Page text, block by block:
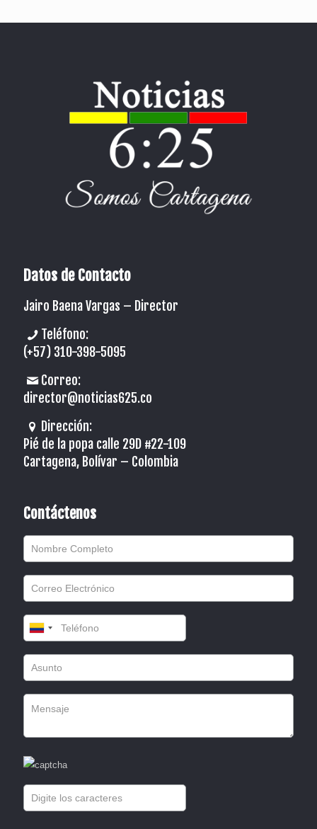
Datos de Contacto
Jairo Baena Vargas – Director
Teléfono:
(+57) 310-398-5095
Correo:
director@noticias625.co
Dirección:
Pié de la popa calle 29D #22-109
Cartagena, Bolívar – Colombia
Contáctenos